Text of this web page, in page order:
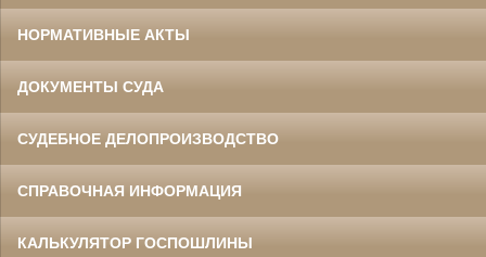
НОРМАТИВНЫЕ АКТЫ
ДОКУМЕНТЫ СУДА
СУДЕБНОЕ ДЕЛОПРОИЗВОДСТВО
СПРАВОЧНАЯ ИНФОРМАЦИЯ
КАЛЬКУЛЯТОР ГОСПОШЛИНЫ